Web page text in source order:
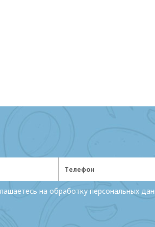
на обработку персональных